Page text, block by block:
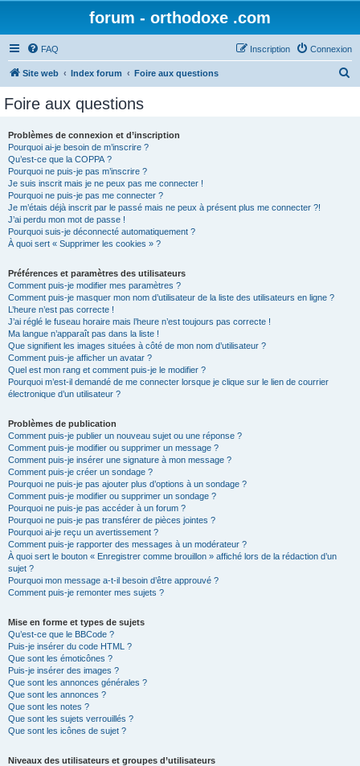
forum - orthodoxe .com
FAQ Connexion
Inscription
Site web Index forum Foire aux questions
Foire aux questions
Problèmes de connexion et d’inscription
Pourquoi ai-je besoin de m’inscrire ?
Qu’est-ce que la COPPA ?
Pourquoi ne puis-je pas m’inscrire ?
Je suis inscrit mais je ne peux pas me connecter !
Pourquoi ne puis-je pas me connecter ?
Je m’étais déjà inscrit par le passé mais ne peux à présent plus me connecter ?!
J’ai perdu mon mot de passe !
Pourquoi suis-je déconnecté automatiquement ?
À quoi sert « Supprimer les cookies » ?
Préférences et paramètres des utilisateurs
Comment puis-je modifier mes paramètres ?
Comment puis-je masquer mon nom d’utilisateur de la liste des utilisateurs en ligne ?
L’heure n’est pas correcte !
J’ai réglé le fuseau horaire mais l’heure n’est toujours pas correcte !
Ma langue n’apparaît pas dans la liste !
Que signifient les images situées à côté de mon nom d’utilisateur ?
Comment puis-je afficher un avatar ?
Quel est mon rang et comment puis-je le modifier ?
Pourquoi m’est-il demandé de me connecter lorsque je clique sur le lien de courrier
électronique d’un utilisateur ?
Problèmes de publication
Comment puis-je publier un nouveau sujet ou une réponse ?
Comment puis-je modifier ou supprimer un message ?
Comment puis-je insérer une signature à mon message ?
Comment puis-je créer un sondage ?
Pourquoi ne puis-je pas ajouter plus d’options à un sondage ?
Comment puis-je modifier ou supprimer un sondage ?
Pourquoi ne puis-je pas accéder à un forum ?
Pourquoi ne puis-je pas transférer de pièces jointes ?
Pourquoi ai-je reçu un avertissement ?
Comment puis-je rapporter des messages à un modérateur ?
À quoi sert le bouton « Enregistrer comme brouillon » affiché lors de la rédaction d’un
sujet ?
Pourquoi mon message a-t-il besoin d’être approuvé ?
Comment puis-je remonter mes sujets ?
Mise en forme et types de sujets
Qu’est-ce que le BBCode ?
Puis-je insérer du code HTML ?
Que sont les émoticônes ?
Puis-je insérer des images ?
Que sont les annonces générales ?
Que sont les annonces ?
Que sont les notes ?
Que sont les sujets verrouillés ?
Que sont les icônes de sujet ?
Niveaux des utilisateurs et groupes d’utilisateurs